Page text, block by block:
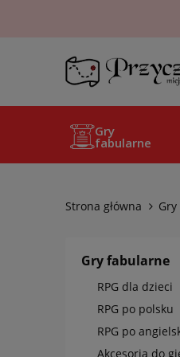
Gry
fabularne
Strona główna
Gry fabularne
RPG dla dzieci
RPG po polsku
RPG po
Akcesoria do